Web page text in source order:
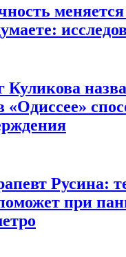
меняется
Куликова
«Одиссее»
Русина:
при